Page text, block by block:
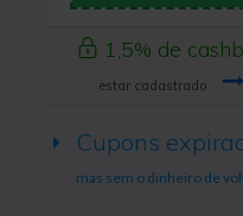
1,5% de
estar cadastrado
Cupons
mas sem o dinheiro de